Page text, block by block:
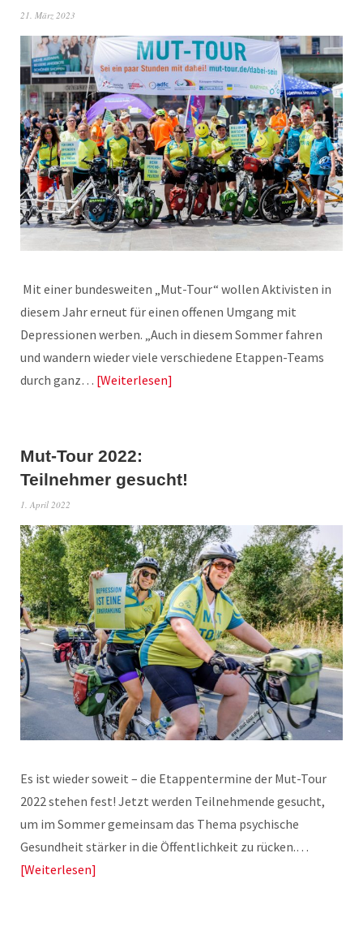
21. März 2023
Mit einer bundesweiten „Mut-Tour“ wollen Aktivisten in
diesem Jahr erneut für einen offenen Umgang mit
Depressionen werben. „Auch in diesem Sommer fahren
und wandern wieder viele verschiedene Etappen-Teams
durch ganz… Weiterlesen
Mut-Tour 2022:
Teilnehmer gesucht!
1. April 2022
Es ist wieder soweit – die Etappentermine der Mut-Tour
2022 stehen fest! Jetzt werden Teilnehmende gesucht,
um im Sommer gemeinsam das Thema psychische
Gesundheit stärker in die Öffentlichkeit zu rücken.…
Weiterlesen